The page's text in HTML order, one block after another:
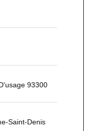
93300
Saint-Denis